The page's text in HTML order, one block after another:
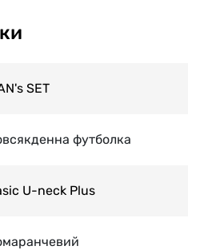
SET
футболка
U-neck Plus